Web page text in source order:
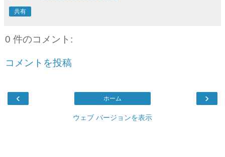
共有
0 件のコメント:
コメントを投稿
‹ ›
ホーム
ウェブ バージョンを表示